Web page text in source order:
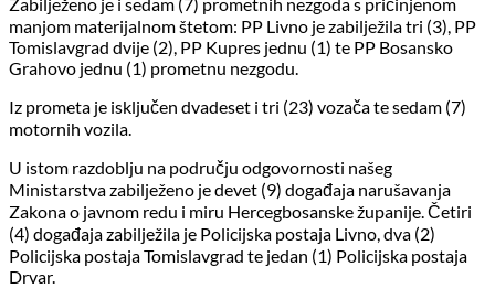
manjom materijalnom štetom: PP Livno je zabilježila tri (3), PP
Tomislavgrad dvije (2), PP Kupres jednu (1) te PP Bosansko
Grahovo jednu (1) prometnu nezgodu.
Iz prometa je isključen dvadeset i tri (23) vozača te sedam (7)
motornih vozila.
U istom razdoblju na području odgovornosti našeg
Ministarstva zabilježeno je devet (9) događaja narušavanja
Zakona o javnom redu i miru Hercegbosanske županije. Četiri
(4) događaja zabilježila je Policijska postaja Livno, dva (2)
Policijska postaja Tomislavgrad te jedan (1) Policijska postaja
Drvar.